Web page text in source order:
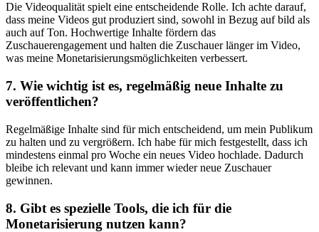
Die Videoqualität spielt ​eine entscheidende Rolle. Ich achte darauf,
dass ‌meine Videos gut produziert sind, sowohl in Bezug​ auf bild als
auch auf Ton. Hochwertige Inhalte fördern das
Zuschauerengagement und⁤ halten die ⁤Zuschauer länger im ⁢Video,
was meine​ Monetarisierungsmöglichkeiten⁤ verbessert.
7. Wie wichtig ist es, ⁢regelmäßig ⁤neue Inhalte zu
veröffentlichen?
Regelmäßige Inhalte⁣ sind für mich⁢ entscheidend, um mein Publikum
zu ⁣halten und zu vergrößern. Ich habe für mich festgestellt, dass ich
mindestens einmal pro Woche ein neues Video hochlade. Dadurch
bleibe ich ​relevant ⁤und kann immer wieder ⁢neue Zuschauer
gewinnen.
8. Gibt es spezielle Tools, die ich ⁣für die
Monetarisierung nutzen⁤ kann?